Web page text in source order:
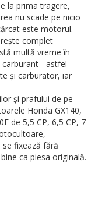
la prima tragere,
nu scade pe nicio
este motorul.
complet
multă vreme în
- astfel
și carburator, iar
și prafului de pe
Honda GX140,
de 5,5 CP, 6,5 CP, 7
fixează fără
ca piesa originală.